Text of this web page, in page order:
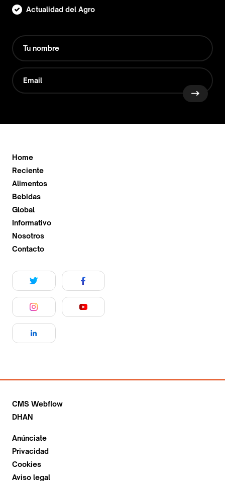
Actualidad del Agro
Home
Reciente
Alimentos
Bebidas
Global
Informativo
Nosotros
Contacto
CMS Webflow
DHAN
Anúnciate
Privacidad
Cookies
Aviso legal